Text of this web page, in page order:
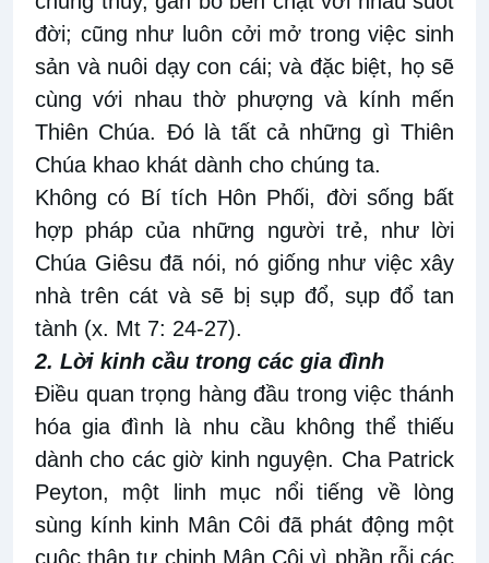
đời; cũng như luôn cởi mở trong việc sinh
sản và nuôi dạy con cái; và đặc biệt, họ sẽ
cùng với nhau thờ phượng và kính mến
Thiên Chúa. Đó là tất cả những gì Thiên
Chúa khao khát dành cho chúng ta.
Không có Bí tích Hôn Phối, đời sống bất
hợp pháp của những người trẻ, như lời
Chúa Giêsu đã nói, nó giống như việc xây
nhà trên cát và sẽ bị sụp đổ, sụp đổ tan
tành (x. Mt 7: 24-27).
2. Lời kinh cầu trong các gia đình
Điều quan trọng hàng đầu trong việc thánh
hóa gia đình là nhu cầu không thể thiếu
dành cho các giờ kinh nguyện. Cha Patrick
Peyton, một linh mục nổi tiếng về lòng
sùng kính kinh Mân Côi đã phát động một
cuộc thập tự chinh Mân Côi vì phần rỗi các